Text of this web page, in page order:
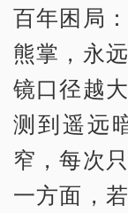
百年困局
熊掌，永
镜口径越
测到遥远
窄，每次
一方面，